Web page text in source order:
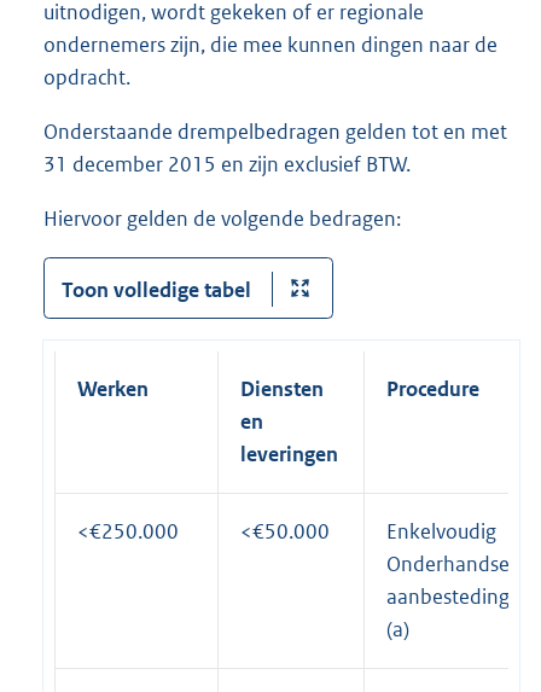
uitnodigen, wordt gekeken of er regionale
ondernemers zijn, die mee kunnen dingen naar de
opdracht.
Onderstaande drempelbedragen gelden tot en met
31 december 2015 en zijn exclusief BTW.
Hiervoor gelden de volgende bedragen:
Toon volledige tabel
Werken
Diensten
en
leveringen
Procedure
<€250.000 <€50.000
Enkelvoudig
Onderhandse
aanbesteding
(a)